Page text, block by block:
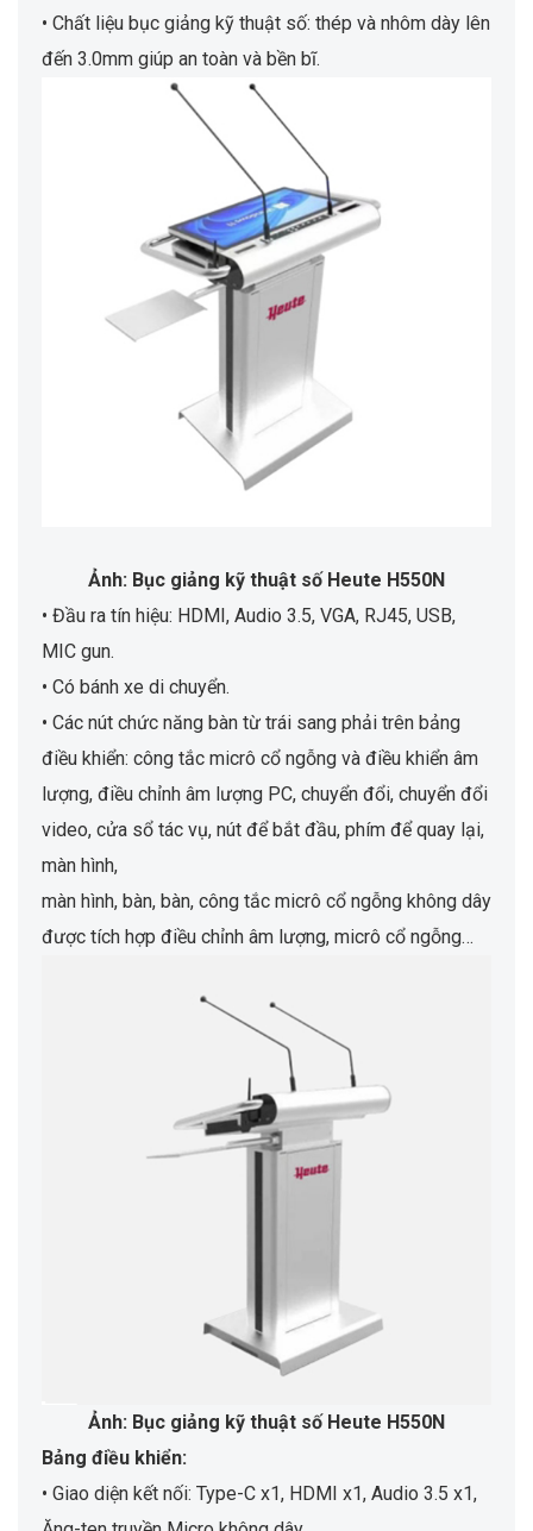
• Chất liệu bục giảng kỹ thuật số: thép và nhôm dày lên
đến 3.0mm giúp an toàn và bền bĩ.
Ảnh: Bục giảng kỹ thuật số Heute H550N
• Đầu ra tín hiệu: HDMI, Audio 3.5, VGA, RJ45, USB,
MIC gun.
• Có bánh xe di chuyển.
• Các nút chức năng bàn từ trái sang phải trên bảng
điều khiển: công tắc micrô cổ ngỗng và điều khiển âm
lượng, điều chỉnh âm lượng PC, chuyển đổi, chuyển đổi
video, cửa sổ tác vụ, nút để bắt đầu, phím để quay lại,
màn hình,
màn hình, bàn, bàn, công tắc micrô cổ ngỗng không dây
được tích hợp điều chỉnh âm lượng, micrô cổ ngỗng…
Ảnh: Bục giảng kỹ thuật số Heute H550N
Bảng điều khiển:
• Giao diện kết nối: Type-C x1, HDMI x1, Audio 3.5 x1,